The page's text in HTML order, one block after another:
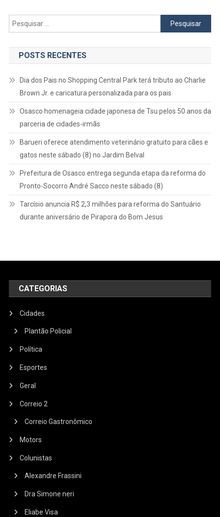
Pesquisar
por:
POSTS RECENTES
Dia dos Pais no Shopping Central Park terá tributo ao Charlie
Brown Jr. e caricatura personalizada para os pais
Osasco homenageia cidade japonesa de Tsu pelos 50 anos da
parceria de cidades-irmãs
Barueri oferece atendimento veterinário gratuito para cães e
gatos neste sábado (8) no Jardim Belval
Prefeitura de Osasco entrega segunda etapa da reforma do
Pronto-Socorro André Sacco neste sábado (8)
Tarcísio anuncia R$ 2,3 milhões para reforma do Santuário
durante aniversário de Pirapora do Bom Jesus
CATEGORIAS
Cidades
Plantão Policial
Política
Esportes
Geral
Correio 2
Correio Gastronômico
Motors
Colunistas
Alexandre Frassini
Dra Simone neri
Eliabe Visa